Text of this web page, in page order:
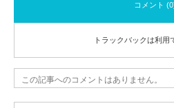
コメント
トラックバックは利用
この記事へのコメントはありません。